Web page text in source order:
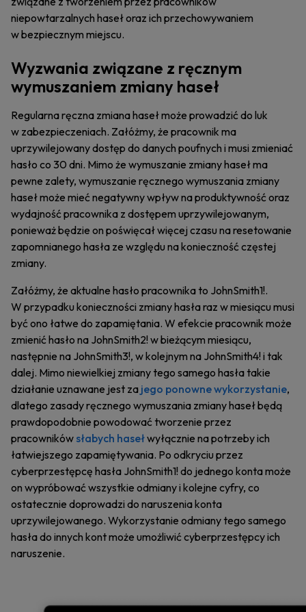
niepowtarzalnych haseł oraz ich przechowywaniem
w bezpiecznym miejscu.
Wyzwania związane z ręcznym
wymuszaniem zmiany haseł
Regularna ręczna zmiana haseł może prowadzić do luk
w zabezpieczeniach. Załóżmy, że pracownik ma
uprzywilejowany dostęp do danych poufnych i musi zmieniać
hasło co 30 dni. Mimo że wymuszanie zmiany haseł ma
pewne zalety, wymuszanie ręcznego wymuszania zmiany
haseł może mieć negatywny wpływ na produktywność oraz
wydajność pracownika z dostępem uprzywilejowanym,
ponieważ będzie on poświęcał więcej czasu na resetowanie
zapomnianego hasła ze względu na konieczność częstej
zmiany.
Załóżmy, że aktualne hasło pracownika to JohnSmith1!.
W przypadku konieczności zmiany hasła raz w miesiącu musi
być ono łatwe do zapamiętania. W efekcie pracownik może
zmienić hasło na JohnSmith2! w bieżącym miesiącu,
następnie na JohnSmith3!, w kolejnym na JohnSmith4! i tak
dalej. Mimo niewielkiej zmiany tego samego hasła takie
działanie uznawane jest za jego ponowne wykorzystanie,
dlatego zasady ręcznego wymuszania zmiany haseł będą
prawdopodobnie powodować tworzenie przez
pracowników słabych hasełwyłącznie na potrzeby ich
łatwiejszego zapamiętywania. Po odkryciu przez
cyberprzestępcę hasła JohnSmith1! do jednego konta może
on wypróbować wszystkie odmiany i kolejne cyfry, co
ostatecznie doprowadzi do naruszenia konta
uprzywilejowanego. Wykorzystanie odmiany tego samego
hasła do innych kont może umożliwić cyberprzestępcy ich
naruszenie.